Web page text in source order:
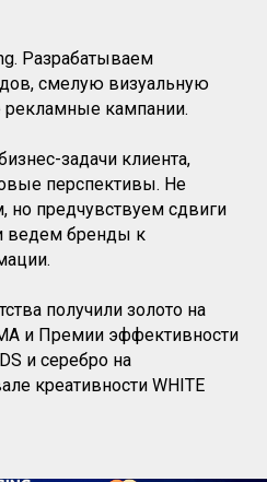
Разрабатываем
смелую визуальную
кампании.
задачи клиента,
перспективы. Не
но предчувствуем сдвиги
ведем бренды к
получили золото на
и Премии эффективности
и серебро на
креативности WHITE